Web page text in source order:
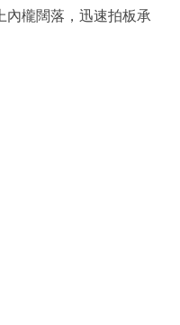
內櫳闊落，迅速拍板承